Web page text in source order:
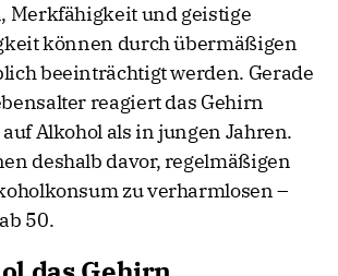
Merkfähigkeit und geistige
können durch übermäßigen
beeinträchtigt werden. Gerade
reagiert das Gehirn
Alkohol als in jungen Jahren.
deshalb davor, regelmäßigen
zu verharmlosen –
50.